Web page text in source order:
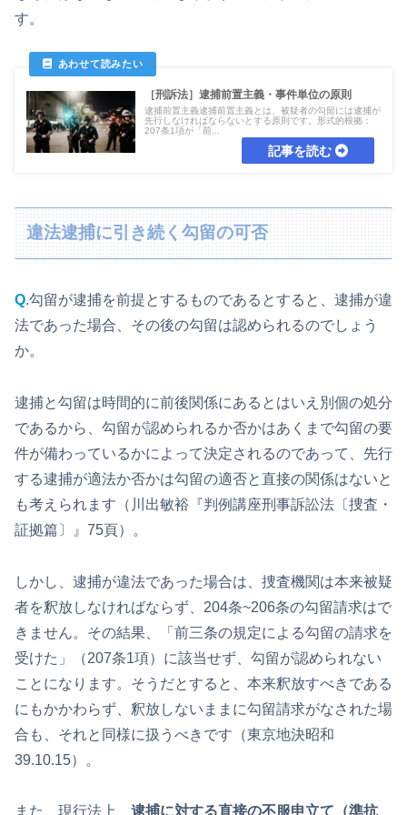
す。
［刑訴法］逮捕前置主義・事件単位の原則
逮捕前置主義逮捕前置主義とは、被疑者の勾留には逮捕が
先行しなければならないとする原則です。形式的根拠：
207条1項が「前...
違法逮捕に引き続く勾留の可否
Q.勾留が逮捕を前提とするものであるとすると、逮捕が違
法であった場合、その後の勾留は認められるのでしょう
か。
逮捕と勾留は時間的に前後関係にあるとはいえ別個の処分
であるから、勾留が認められるか否かはあくまで勾留の要
件が備わっているかによって決定されるのであって、先行
する逮捕が適法か否かは勾留の適否と直接の関係はないと
も考えられます（川出敏裕『判例講座刑事訴訟法〔捜査・
証拠篇〕』75頁）。
しかし、逮捕が違法であった場合は、捜査機関は本来被疑
者を釈放しなければならず、204条~206条の勾留請求はで
きません。その結果、「前三条の規定による勾留の請求を
受けた」（207条1項）に該当せず、勾留が認められない
ことになります。そうだとすると、本来釈放すべきである
にもかかわらず、釈放しないままに勾留請求がなされた場
合も、それと同様に扱うべきです（東京地決昭和
39.10.15）。
また、現行法上、 逮捕に対する直接の不服申立て（準抗